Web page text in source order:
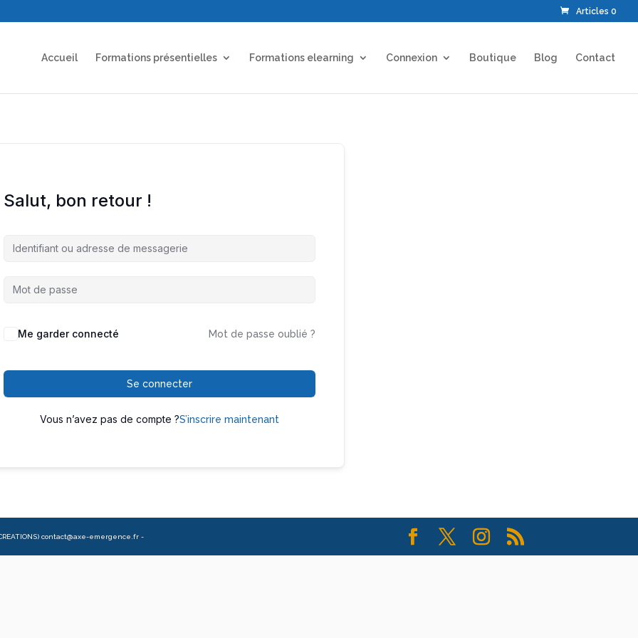
Articles 0
Accueil Formations présentielles Formations elearning Connexion Boutique Blog Contact
Salut, bon retour !
Me garder connecté Mot de passe oublié ?
Se connecter
Vous n’avez pas de compte ?S’inscrire maintenant
contact@axe-emergence.fr -